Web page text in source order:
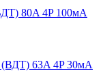
80A 4P 100мА